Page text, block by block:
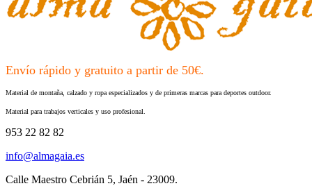
Envío rápido y gratuito a partir de 50€.
Material de montaña, calzado y ropa especializados y de primeras marcas para deportes outdoor.
Material para trabajos verticales y uso profesional.
953 22 82 82
info@almagaia.es
Calle Maestro Cebrián 5, Jaén - 23009.